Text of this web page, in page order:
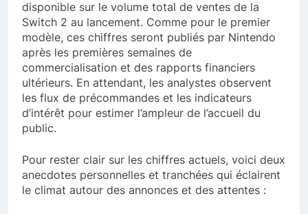
disponible sur le volume total de ventes de la
Switch 2 au lancement. Comme pour le premier
modèle, ces chiffres seront publiés par Nintendo
après les premières semaines de
commercialisation et des rapports financiers
ultérieurs. En attendant, les analystes observent
les flux de précommandes et les indicateurs
d’intérêt pour estimer l’ampleur de l’accueil du
public.
Pour rester clair sur les chiffres actuels, voici deux
anecdotes personnelles et tranchées qui éclairent
le climat autour des annonces et des attentes :